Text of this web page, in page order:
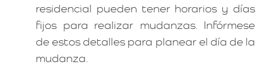
residencial pueden tener horarios y días
fijos para realizar mudanzas. Infórmese
de estos detalles para planear el día de la
mudanza.